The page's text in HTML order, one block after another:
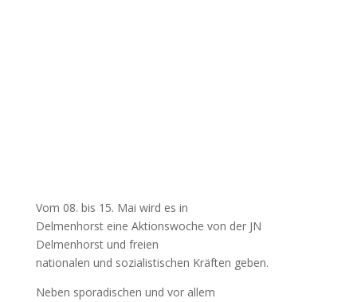
Vom 08. bis 15. Mai wird es in
Delmenhorst eine Aktionswoche von der JN
Delmenhorst und freien
nationalen und sozialistischen Kräften geben.
Neben sporadischen und vor allem